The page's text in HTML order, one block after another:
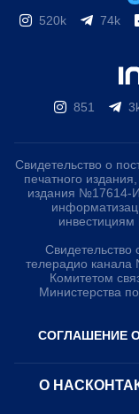
520k 74k
851
Свидетельство о
печатного
издания №17614-
инвестициям
Свидетельство
телерадио
Комитетом
Министерства
СОГЛАШЕНИЕ
О НАС